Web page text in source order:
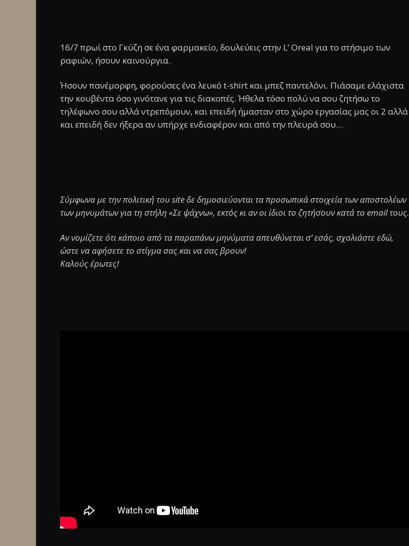
16/7 πρωί στο Γκύζη σε ένα φαρμακείο, δουλεύεις στην L’ Oreal για το στήσιμο των
ραφιών, ήσουν καινούργια.
Ήσουν πανέμορφη, φορούσες ένα λευκό t-shirt και μπεζ παντελόνι. Πιάσαμε ελάχιστα
την κουβέντα όσο γινότανε για τις διακοπές. Ήθελα τόσο πολύ να σου ζητήσω το
τηλέφωνο σου αλλά ντρεπόμουν, και επειδή ήμασταν στο χώρο εργασίας μας οι 2 αλλά
και επειδή δεν ήξερα αν υπήρχε ενδιαφέρον και από την πλευρά σου…
Σύμφωνα με την πολιτική του site δε δημοσιεύονται τα προσωπικά στοιχεία των αποστολέων
των μηνυμάτων για τη στήλη «Σε ψάχνω», εκτός κι αν οι ίδιοι το ζητήσουν κατά το email τους.
Αν νομίζετε ότι κάποιο από τα παραπάνω μηνύματα απευθύνεται σ’ εσάς, σχολιάστε εδώ,
ώστε να αφήσετε το στίγμα σας και να σας βρουν!
Καλούς έρωτες!